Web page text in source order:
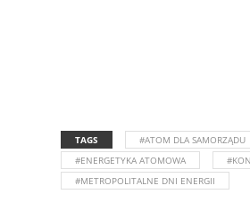
TAGS #ATOM DLA SAMORZĄDU
#ENERGETYKA ATOMOWA
#METROPOLITALNE DNI ENERGII